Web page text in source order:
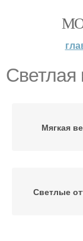
Светлая
Мягкая
Светлые